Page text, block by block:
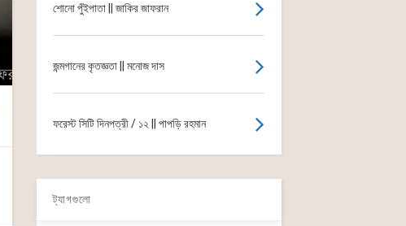
শোনো পুঁইপাতা || জাকির জাফরান
জন্মগানের কৃতজ্ঞতা || মনোজ দাস
ফরেস্ট সিটি দিনপত্রী / ১২ || পাপড়ি রহমান
ট্যাগগুলো